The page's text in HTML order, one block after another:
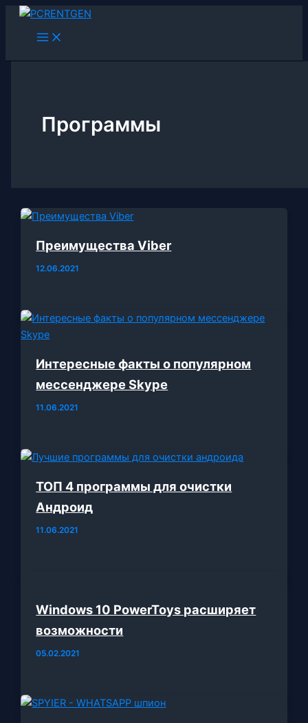
Перейти
Программы
Преимущества Viber
12.06.2021
Интересные факты о популярном
мессенджере Skype
11.06.2021
ТОП 4 программы для очистки
Андроид
11.06.2021
Windows 10 PowerToys расширяет
возможности
05.02.2021